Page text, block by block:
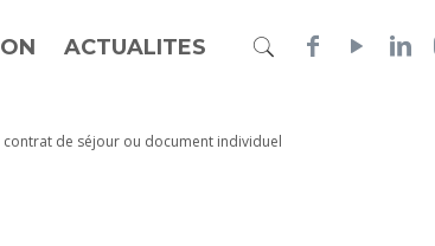
ACTUALITES
de séjour ou document individuel